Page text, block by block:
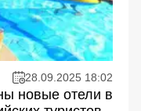
28.09.2025 18:02
новые отели в